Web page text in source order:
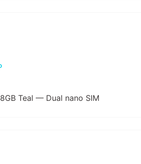
Teal — Dual nano SIM